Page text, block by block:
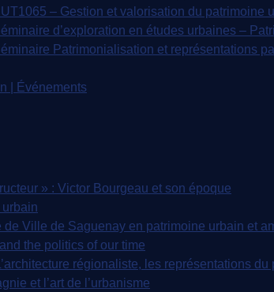
– Gestion et valorisation du patrimoine
d’exploration en études urbaines –
Patrimonialisation et représentations
| Événements
» : Victor Bourgeau et son époque
Ville de Saguenay en patrimoine urbain et
the politics of our time
régionaliste, les représentations
et l’art de l’urbanisme